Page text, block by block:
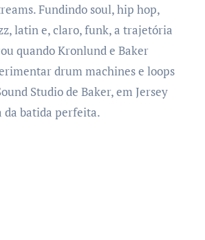
Fundindo soul, hip hop,
latin e, claro, funk, a trajetória
quando Kronlund e Baker
drum machines e loops
Studio de Baker, em Jersey
da batida perfeita.